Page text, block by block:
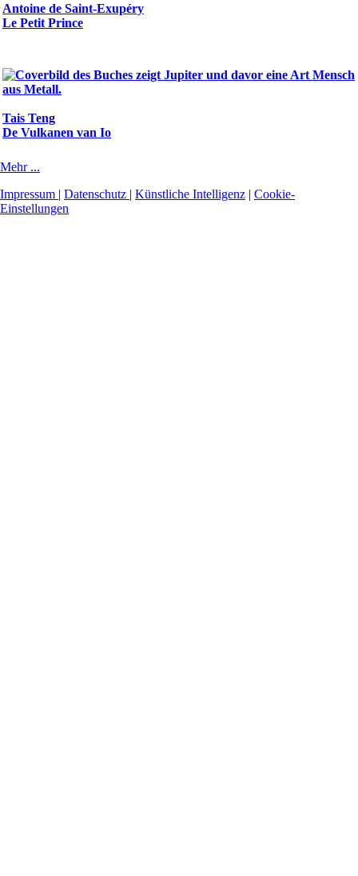
Antoine de Saint-Exupéry
Le Petit Prince
Tais Teng
De Vulkanen van Io
Mehr ...
Impressum | Datenschutz | Künstliche Intelligenz | Cookie-
Einstellungen